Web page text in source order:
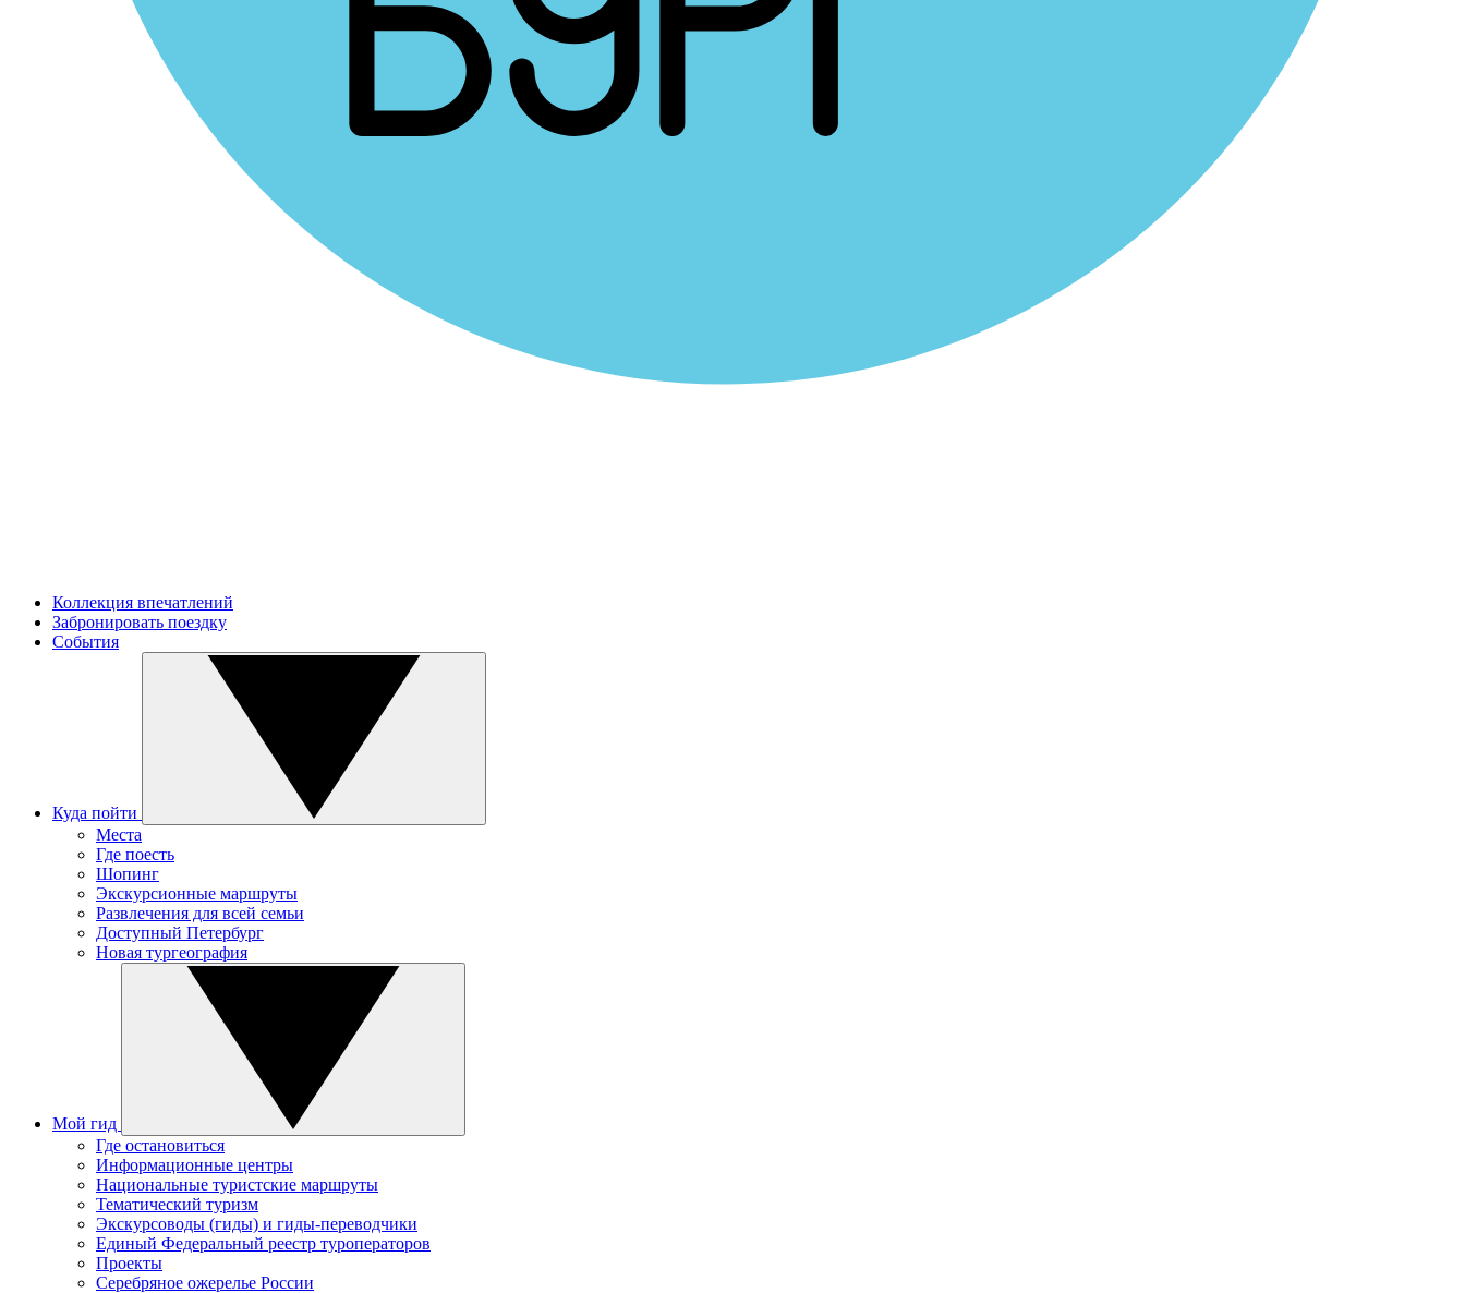
Коллекция впечатлений
Забронировать поездку
События
Куда пойти
Места
Где поесть
Шопинг
Экскурсионные маршруты
Развлечения для всей семьи
Доступный Петербург
Новая тургеография
Мой гид
Где остановиться
Информационные центры
Национальные туристские маршруты
Тематический туризм
Экскурсоводы (гиды) и гиды-переводчики
Единый Федеральный реестр туроператоров
Проекты
Серебряное ожерелье России